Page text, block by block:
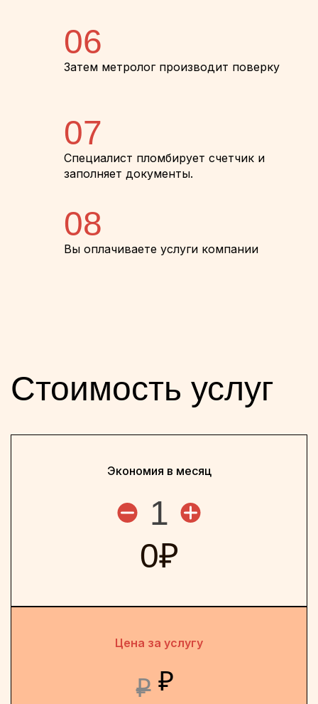
06
Затем метролог производит поверку
07
Специалист пломбирует счетчик и
заполняет документы.
08
Вы оплачиваете услуги компании
Стоимость услуг
Экономия в месяц
1
0₽
Цена за услугу
₽ ₽